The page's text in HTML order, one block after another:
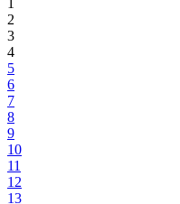
2
3
4
5
6
7
8
9
10
11
12
13